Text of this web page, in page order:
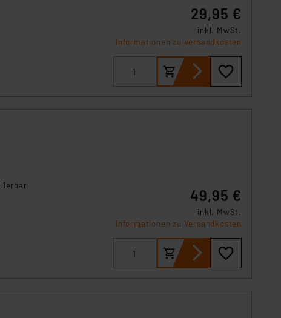
Land mit unzureichendem
personenbezogene
Europäer bestehen.
der Europäischen
29,95 €
inkl. MwSt.
Informationen zu Versandkosten
49,95 €
inkl. MwSt.
Informationen zu Versandkosten